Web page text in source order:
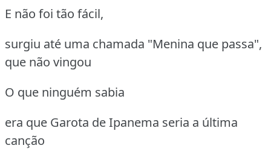
E não foi tão fácil,
surgiu até uma chamada "Menina que passa",
que não vingou
O que ninguém sabia
era que Garota de Ipanema seria a última
canção